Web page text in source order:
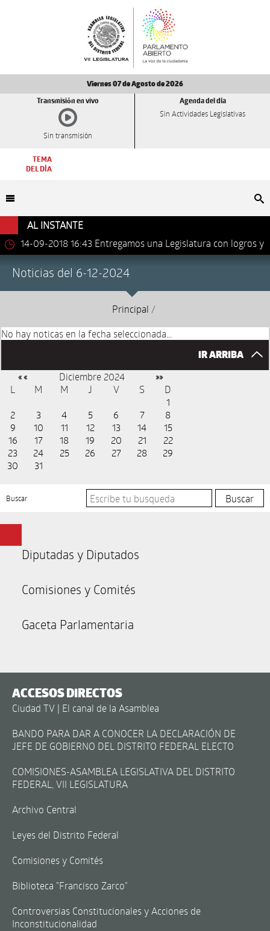
Viernes 07 de Agosto de 2026
Transmisión en vivo
Sin transmisión
Agenda del día
Sin Actividades Legislativas
TEMA
DEL DÍA
AL INSTANTE
14-09-2018 16:43 Entregamos una Legislatura con logros y
Noticias del 6-12-2024
Principal /
No hay noticas en la fecha seleccionada...
IR ARRIBA
« « Diciembre 2024 »»
L M M J V S
D
1
2
3 4 5 6 7
8
9
10 11 12 13 14
15
16
17 18 19 20 21
22
23
24 25 26 27 28
29
30
31
Buscar
Diputadas y Diputados
Comisiones y Comités
Gaceta Parlamentaria
ACCESOS DIRECTOS
Ciudad TV | El canal de la Asamblea
BANDO PARA DAR A CONOCER LA DECLARACIÓN DE
JEFE DE GOBIERNO DEL DISTRITO FEDERAL ELECTO
COMISIONES-ASAMBLEA LEGISLATIVA DEL DISTRITO
FEDERAL, VII LEGISLATURA
Archivo Central
Leyes del Distrito Federal
Comisiones y Comités
Biblioteca "Francisco Zarco"
Controversias Constitucionales y Acciones de
Inconstitucionalidad